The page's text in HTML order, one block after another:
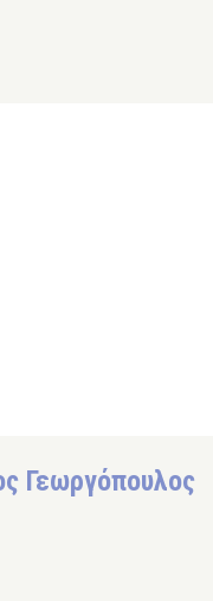
Γεωργόπουλος